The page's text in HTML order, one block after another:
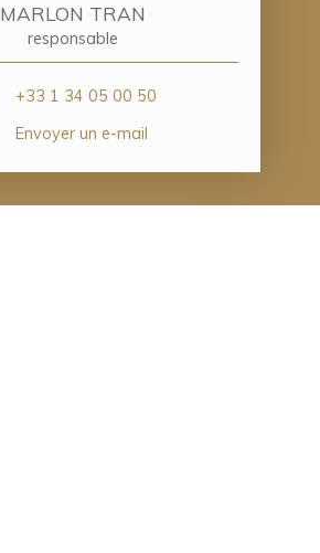
MARLON TRAN
responsable
+33 1 34 05 00 50
Envoyer un e-mail